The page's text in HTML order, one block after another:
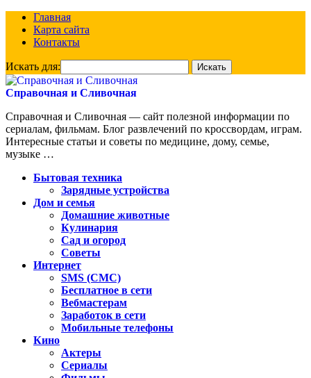
Главная
Карта сайта
Контакты
Искать для:
Справочная и Сливочная
Справочная и Сливочная — сайт полезной информации по
сериалам, фильмам. Блог развлечений по кроссвордам, играм.
Интересные статьи и советы по медицине, дому, семье,
музыке …
Бытовая техника
Зарядные устройства
Дом и семья
Домашние животные
Кулинария
Сад и огород
Советы
Интернет
SMS (СМС)
Бесплатное в сети
Вебмастерам
Заработок в сети
Мобильные телефоны
Кино
Актеры
Сериалы